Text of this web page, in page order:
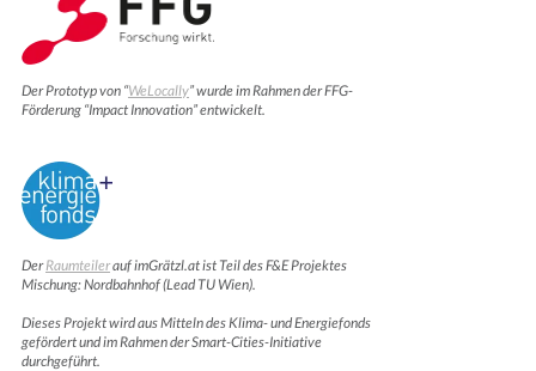
Der Prototyp von “WeLocally” wurde im Rahmen der FFG-
Förderung “Impact Innovation” entwickelt.
DerRaumteilerauf imGrätzl.at ist Teil des F&E Projektes
Mischung: Nordbahnhof (Lead TU Wien).
Dieses Projekt wird aus Mitteln des Klima- und Energiefonds
gefördert und im Rahmen der Smart-Cities-Initiative
durchgeführt.